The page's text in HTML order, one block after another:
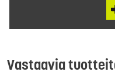
Vastaavia